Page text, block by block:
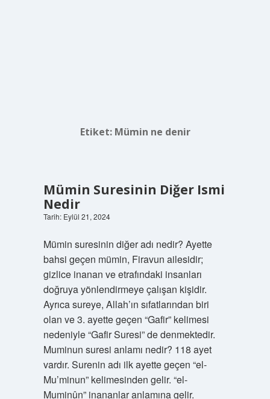
Etiket: Mümin ne denir
Mümin Suresinin Diğer Ismi
Nedir
Tarih: Eylül 21, 2024
Mümin suresinin diğer adı nedir? Ayette
bahsi geçen mümin, Firavun ailesidir;
gizlice inanan ve etrafındaki insanları
doğruya yönlendirmeye çalışan kişidir.
Ayrıca sureye, Allah’ın sıfatlarından biri
olan ve 3. ayette geçen “Gafir” kelimesi
nedeniyle “Gafir Suresi” de denmektedir.
Muminun suresi anlamı nedir? 118 ayet
vardır. Surenin adı ilk ayette geçen “el-
Mu’minun” kelimesinden gelir. “el-
Muminûn” inananlar anlamına gelir.